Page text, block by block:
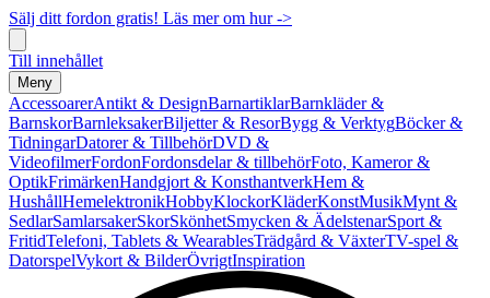
Sälj ditt fordon gratis! Läs mer om hur ->
Till innehållet
Meny
AccessoarerAntikt & DesignBarnartiklarBarnkläder &
BarnskorBarnleksakerBiljetter & ResorBygg & VerktygBöcker &
TidningarDatorer & TillbehörDVD &
VideofilmerFordonFordonsdelar & tillbehörFoto, Kameror &
OptikFrimärkenHandgjort & KonsthantverkHem &
HushållHemelektronikHobbyKlockorKläderKonstMusikMynt &
SedlarSamlarsakerSkorSkönhetSmycken & ÄdelstenarSport &
FritidTelefoni, Tablets & WearablesTrädgård & VäxterTV-spel &
DatorspelVykort & BilderÖvrigtInspiration